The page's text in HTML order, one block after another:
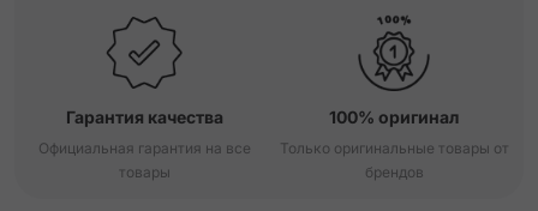
Гарантия качества
Официальная гарантия на все
товары
100% оригинал
Только оригинальные товары от
брендов